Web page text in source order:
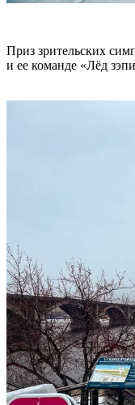
Приз зрительских
и ее команде «Лёд